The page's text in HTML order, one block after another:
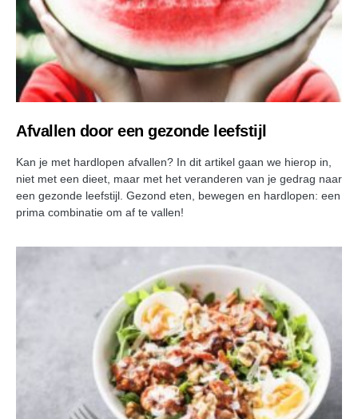
Afvallen door een gezonde leefstijl
Kan je met hardlopen afvallen? In dit artikel gaan we hierop in,
niet met een dieet, maar met het veranderen van je gedrag naar
een gezonde leefstijl. Gezond eten, bewegen en hardlopen: een
prima combinatie om af te vallen!